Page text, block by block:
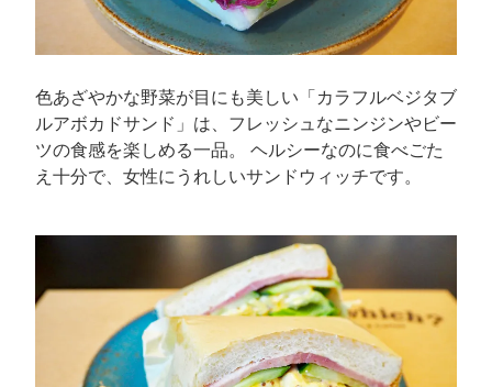
色あざやかな野菜が目にも美しい「カラフルベジタブ
ルアボカドサンド」は、フレッシュなニンジンやビー
ツの食感を楽しめる一品。 ヘルシーなのに食べごた
え十分で、女性にうれしいサンドウィッチです。